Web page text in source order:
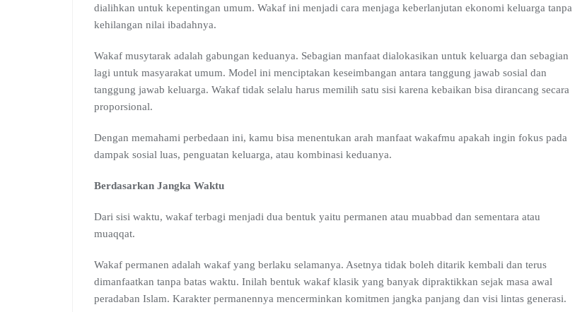
dialihkan untuk kepentingan umum. Wakaf ini menjadi cara menjaga keberlanjutan ekonomi keluarga tanpa
kehilangan nilai ibadahnya.
Wakaf musytarak adalah gabungan keduanya. Sebagian manfaat dialokasikan untuk keluarga dan sebagian
lagi untuk masyarakat umum. Model ini menciptakan keseimbangan antara tanggung jawab sosial dan
tanggung jawab keluarga. Wakaf tidak selalu harus memilih satu sisi karena kebaikan bisa dirancang secara
proporsional.
Dengan memahami perbedaan ini, kamu bisa menentukan arah manfaat wakafmu apakah ingin fokus pada
dampak sosial luas, penguatan keluarga, atau kombinasi keduanya.
Berdasarkan Jangka Waktu
Dari sisi waktu, wakaf terbagi menjadi dua bentuk yaitu permanen atau muabbad dan sementara atau
muaqqat.
Wakaf permanen adalah wakaf yang berlaku selamanya. Asetnya tidak boleh ditarik kembali dan terus
dimanfaatkan tanpa batas waktu. Inilah bentuk wakaf klasik yang banyak dipraktikkan sejak masa awal
peradaban Islam. Karakter permanennya mencerminkan komitmen jangka panjang dan visi lintas generasi.